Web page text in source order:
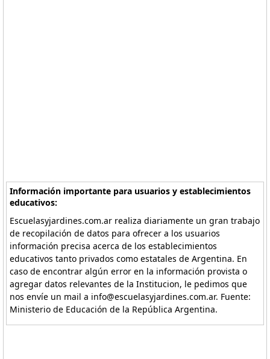
Información importante para usuarios y establecimientos
educativos:
Escuelasyjardines.com.ar realiza diariamente un gran trabajo
de recopilación de datos para ofrecer a los usuarios
información precisa acerca de los establecimientos
educativos tanto privados como estatales de Argentina. En
caso de encontrar algún error en la información provista o
agregar datos relevantes de la Institucion, le pedimos que
nos envíe un mail a info@escuelasyjardines.com.ar. Fuente:
Ministerio de Educación de la República Argentina.